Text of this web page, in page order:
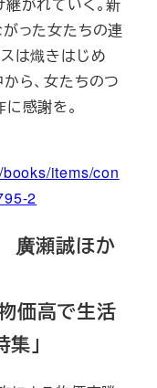
った女たちの連
は熾きはじめ
ら、女たちのつ
感謝を。
items/con
2
廣瀬誠ほか
物価高で生活
」